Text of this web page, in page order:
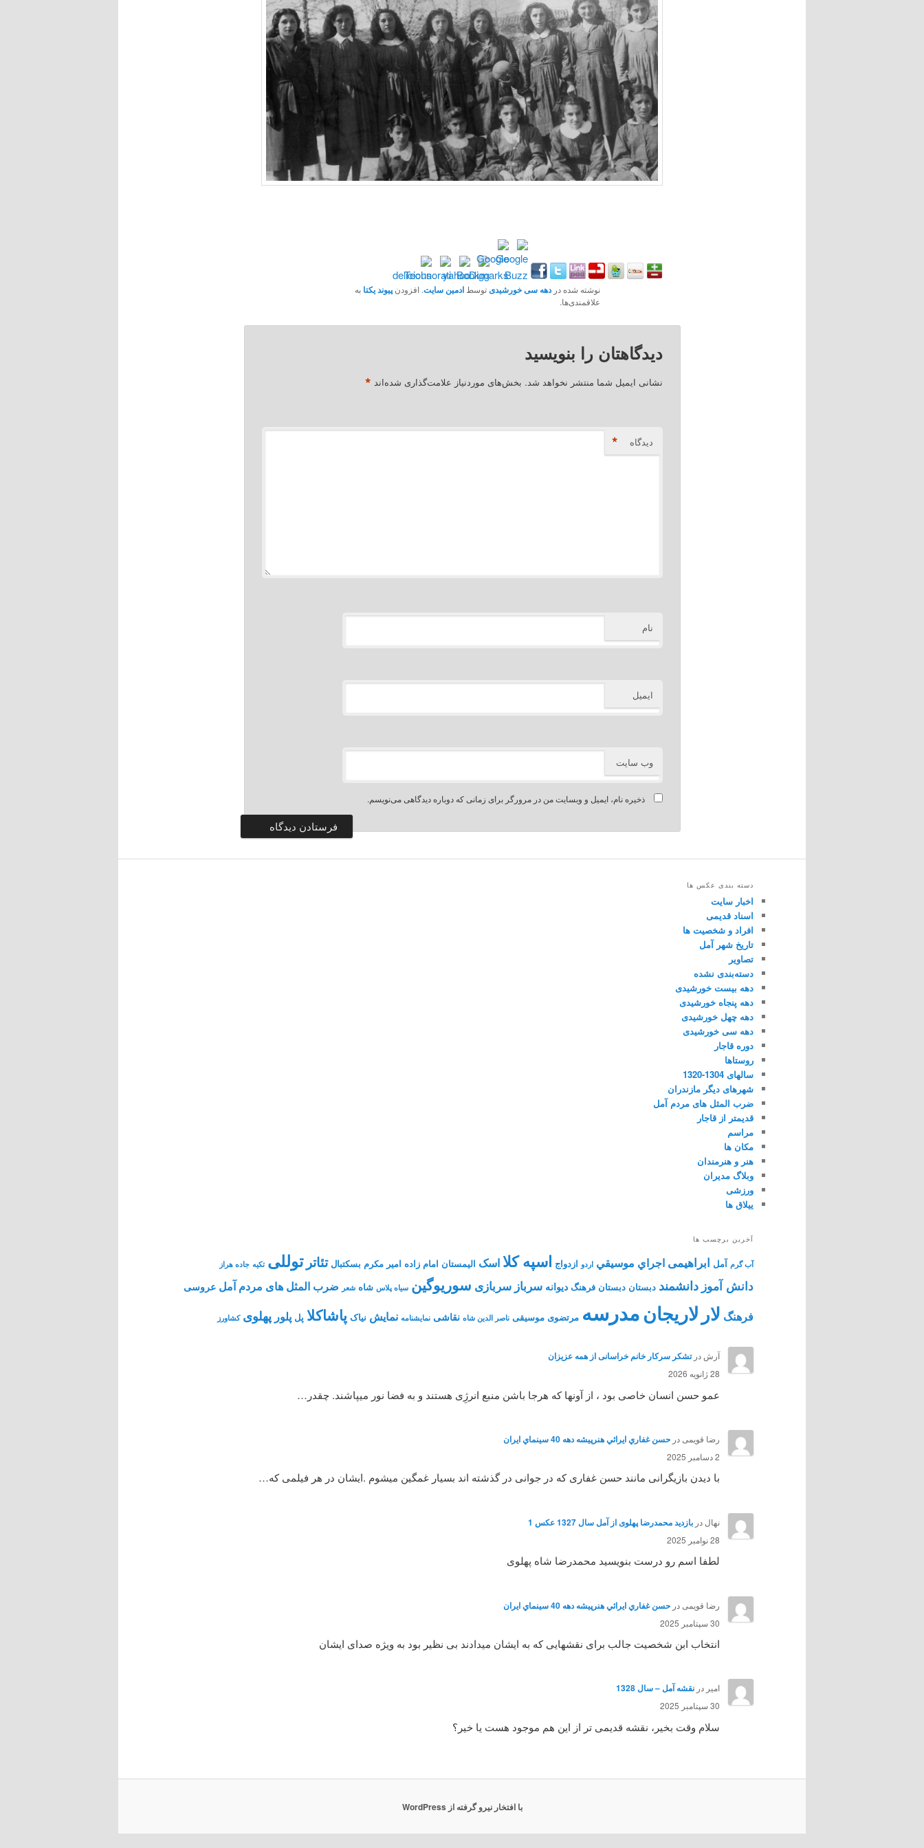
نوشته شده دردهه سی خورشیدیتوسط ادمین سایت. افزودن پیوند یکتا به
علاقمندی‌ها.
دیدگاهتان را بنویسید
نشانی ایمیل شما منتشر نخواهد شد. بخش‌های موردنیاز علامت‌گذاری شده‌اند *
دیدگاه *
نام
ایمیل
وب‌ سایت
ذخیره نام، ایمیل و وبسایت من در مرورگر برای زمانی که دوباره دیدگاهی می‌نویسم.
دسته بندی عکس ها
اخبار سایت
اسناد قدیمی
افراد و شخصیت ها
تاریخ شهر آمل
تصاویر
دسته‌بندی نشده
دهه بیست خورشیدی
دهه پنجاه خورشیدی
دهه چهل خورشیدی
دهه سی خورشیدی
دوره قاجار
روستاها
سالهای 1304-1320
شهرهای دیگر مازندران
ضرب المثل های مردم آمل
قدیمتر از قاجار
مراسم
مکان ها
هنر و هنرمندان
وبلاگ مدیران
ورزشی
ییلاق ها
آخرین برچسب ها
آب گرم آمل ابراهیمی اجراي موسيقي اردو ازدواج اسپه کلااسک الیمستان امام زاده امیر مکرم بسکتبال تئاتر توللی تکیه جاده هراز
دانش آموز دانشمند دبستان دبستان فرهنگ دیوانه سرباز سربازی سوریوگین سیاه پلاس شاه شعر ضرب المثل های مردم آمل عروسی
فرهنگ لار لاریجانمدرسه مرتضوی موسیقی ناصر الدین شاه نقاشی نمايشنامه نمایش نیاک پاشاکلا پل پلور پهلوی کشاورز
آرش درتشکر سرکار خانم خراسانی از همه عزیزان
28 ژانویه 2026
عمو حسن انسان خاصی بود ، از آونها که هرجا باشن منبع انرژِی هستند و به فضا نور میپاشند. چقدر…
رضا قویمی در حسن غفاري ايرائي هنرپيشه دهه 40 سينماي ايران
2 دسامبر 2025
با دیدن بازیگرانی مانند حسن غفاری که در جوانی در گذشته اند بسیار غمگین میشوم .ایشان در هر فیلمی که…
نهال در بازدید محمدرضا پهلوی از آمل سال 1327 عکس 1
28 نوامبر 2025
لطفا اسم رو درست بنویسید محمدرضا شاه پهلوی
رضا قویمی در حسن غفاري ايرائي هنرپيشه دهه 40 سينماي ايران
30 سپتامبر 2025
انتخاب ابن شخصیت جالب برای نقشهایی که به ایشان میدادند بی نظیر بود به ویژه صدای ایشان
امیر در نقشه آمل – سال 1328
30 سپتامبر 2025
سلام وقت بخیر، نقشه قدیمی تر از این هم موجود هست یا خیر؟
با افتخار نیرو گرفته از WordPress